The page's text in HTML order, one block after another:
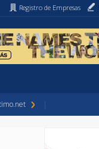
Registro de Empresas